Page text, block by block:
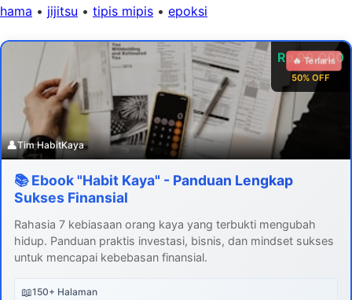
hama • jijitsu • tipis mipis • epoksi
Rp 99.000
50% OFF
🔥 Terlaris
👤Tim HabitKaya
📚 Ebook "Habit Kaya" - Panduan Lengkap
Sukses Finansial
Rahasia 7 kebiasaan orang kaya yang terbukti mengubah
hidup. Panduan praktis investasi, bisnis, dan mindset sukses
untuk mencapai kebebasan finansial.
📖150+ Halaman